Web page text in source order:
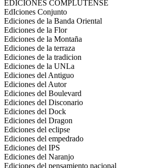
EDICIONES COMPLUTENSE
EdIciones Conjunto
Ediciones de la Banda Oriental
Ediciones de la Flor
Ediciones de la Montaña
Ediciones de la terraza
Ediciones de la tradicion
Ediciones de la UNLa
Ediciones del Antiguo
Ediciones del Autor
Ediciones del Boulevard
Ediciones del Disconario
Ediciones del Dock
Ediciones del Dragon
Ediciones del eclipse
Ediciones del empedrado
Ediciones del IPS
Ediciones del Naranjo
Ediciones del pensamiento nacional